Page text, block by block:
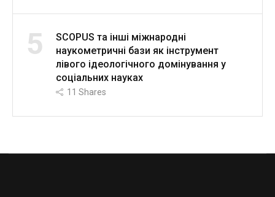
5
SCOPUS та інші міжнародні
наукометричні бази як інструмент
лівого ідеологічного домінування у
соціальних науках
11 Shares